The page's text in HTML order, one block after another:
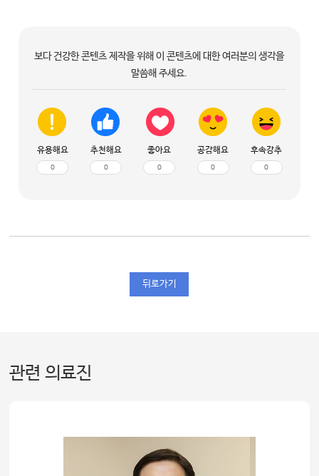
보다 건강한 콘텐츠 제작을 위해 이 콘텐츠에 대한 여러분의 생각을
말씀해 주세요.
유용해요
0
추천해요
0
좋아요
0
공감해요
0
후속강추
0
뒤로가기
관련 의료진